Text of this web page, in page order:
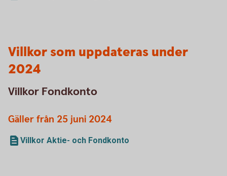
Villkor som uppdateras under
2024
Villkor Fondkonto
Gäller från 25 juni 2024
Villkor Aktie- och Fondkonto